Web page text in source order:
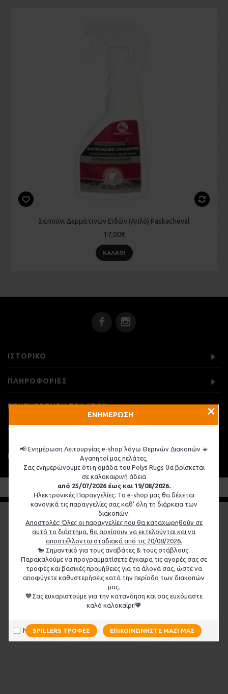
ΕΝΗΜΕΡΩΣΗ
📢 Ενημέρωση Λειτουργίας e-shop λόγω Θερινών Διακοπών ☀️
Αγαπητοί μας πελάτες,
Σας ενημερώνουμε ότι η ομάδα του Polys Rugs θα βρίσκεται
σε καλοκαιρινή άδεια
από 25/07/2026 έως και 19/08/2026.
Ηλεκτρονικές Παραγγελίες: Το e-shop μας θα δέχεται
κανονικά τις παραγγελίες σας καθ' όλη τη διάρκεια των
διακοπών.
Αποστολές: Όλες οι παραγγελίες που θα καταχωρηθούν σε
αυτό το διάστημα, θα αρχίσουν να εκτελούνται και να
αποστέλλονται σταδιακά από τις 20/08/2026.
🐎 Σημαντικό για τους αναβάτες & τους στάβλους:
Παρακαλούμε να προγραμματίσετε έγκαιρα τις αγορές σας σε
τροφές και βασικές προμήθειες για τα άλογά σας, ώστε να
αποφύγετε καθυστερήσεις κατά την περίοδο των διακοπών
μας.
🧡Σας ευχαριστούμε για την κατανόηση και σας ευχόμαστε
καλό καλοκαίρι!🧡
Να μην εμφανιστεί ξανά
SPILLERS ΤΡΟΦΈΣ ΕΠΙΚΟΙΝΩΝΉΣΤΕ ΜΑΖΊ ΜΑΣ
×
Σαπούνι Δερμάτινων Ειδών (Απλό) Paskacheval
17,00€
ΚΑΛΆΘΙ
ΙΣΤΟΡΙΚΌ
ΠΛΗΡΟΦΟΡΙΕΣ
ΕΞΥΠΗΡΕΤΗΣΗ ΠΕΛΑΤΩΝ
ΤΡΟΠΟΙ ΕΠΙΚΟΙΝΩΝΙΑΣ
ΕΓΓΡΑΦΉ ΣΤΟ NEWSLETTER
Copyright © 2025, Poly's Rugs Tack Shop - Designed and supported by
Digisol Ltd